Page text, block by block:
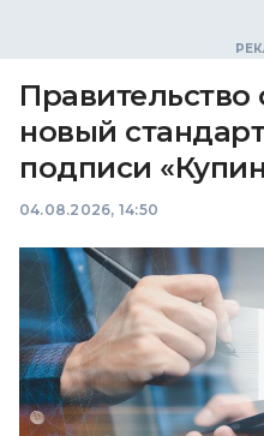
новый
подписи
04.08.2026, 14:50